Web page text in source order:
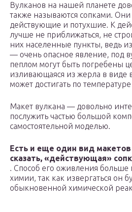
Вулканов на нашей планете
также называются сопками.
действующие и потухшие. К
лучше не приближаться, не
них населенные пункты, ведь
— очень опасное явление, под
пеплом могут быть погребены
изливающаяся из жерла в виде
может достигать по
Макет вулкана — довольно
послужить частью большой
самостоятельной моделью.
Есть и еще один вид
сказать, «действующая»
. Способ его оживления больше
химии, так как извергаться он
обыкновенной химической